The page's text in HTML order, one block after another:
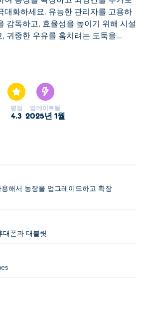
대화하세요. 유능한 관리자를 고용하
감독하고, 효율성을 높이기 위해 시설
귀중한 우유를 훔치려는 도둑을...
이 성장하는 모습을 지켜보세요. 수익
여 농장을 확장하고 외양간을 추가로
대화하세요. 유능한 관리자를 고용하
한 소농업의 거물이 될 수 있나요?
레이하는 방법?
농장을 업그레이드하고 확장하세요!
Games에서 제작했습니다. 다른
Defense
평점
4.3
업데이트됨
2025년 1월
용해서 농장을 업그레이드하고 확장
대폰과 태블릿